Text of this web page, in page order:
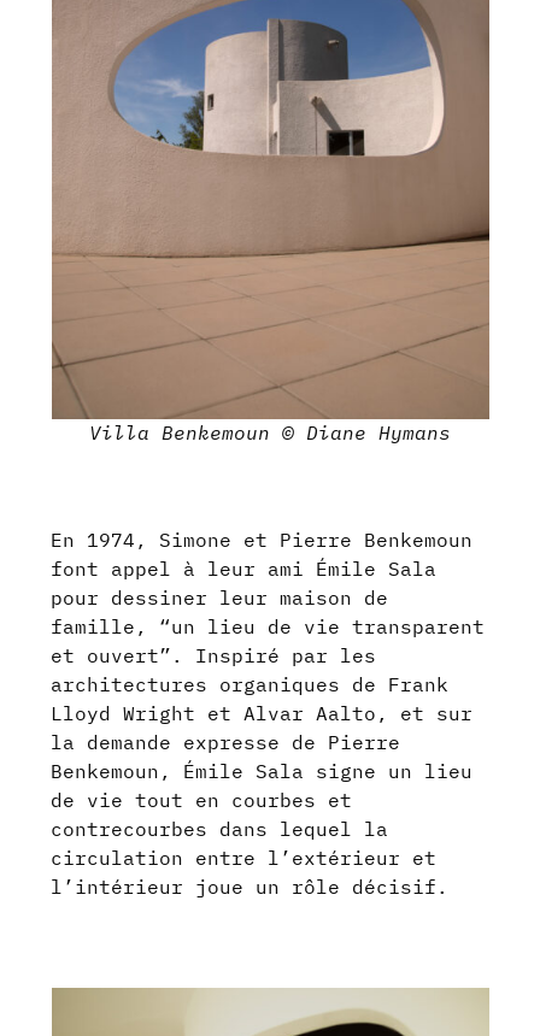
Villa Benkemoun © Diane Hymans
En 1974, Simone et Pierre Benkemoun
font appel à leur ami Émile Sala
pour dessiner leur maison de
famille, “un lieu de vie transparent
et ouvert”. Inspiré par les
architectures organiques de Frank
Lloyd Wright et Alvar Aalto, et sur
la demande expresse de Pierre
Benkemoun, Émile Sala signe un lieu
de vie tout en courbes et
contrecourbes dans lequel la
circulation entre l’extérieur et
l’intérieur joue un rôle décisif.